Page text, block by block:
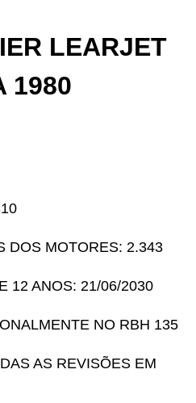
LEARJET
1980
DOS MOTORES: 2.343
12 ANOS: 21/06/2030
NO RBH 135
AS REVISÕES EM